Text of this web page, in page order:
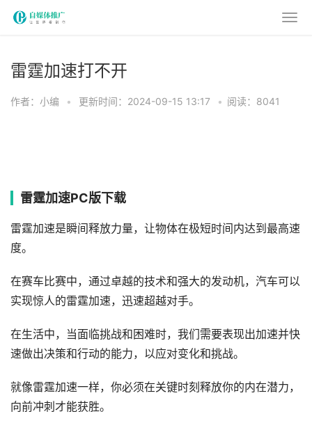
雷霆加速打不开
作者：小编 • 更新时间：2024-09-15 13:17 • 阅读：8041
雷霆加速PC版下载
雷霆加速是瞬间释放力量，让物体在极短时间内达到最高速
度。
在赛车比赛中，通过卓越的技术和强大的发动机，汽车可以
实现惊人的雷霆加速，迅速超越对手。
在生活中，当面临挑战和困难时，我们需要表现出加速并快
速做出决策和行动的能力，以应对变化和挑战。
就像雷霆加速一样，你必须在关键时刻释放你的内在潜力，
向前冲刺才能获胜。